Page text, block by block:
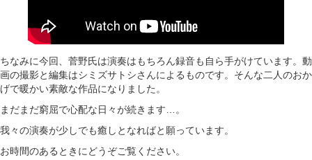
ちなみに今回、菅野氏は演奏はもちろん録音も自ら手がけています。動
画の撮影と編集はシミズサトシさんによるものです。そんな二人のおか
げで暖かい素敵な作品になりました。
まだまだ窮屈で心配な日々が続きます…。
我々の演奏が少しでも癒しとなればと願っています。
お時間のあるときにどうぞご覧ください。